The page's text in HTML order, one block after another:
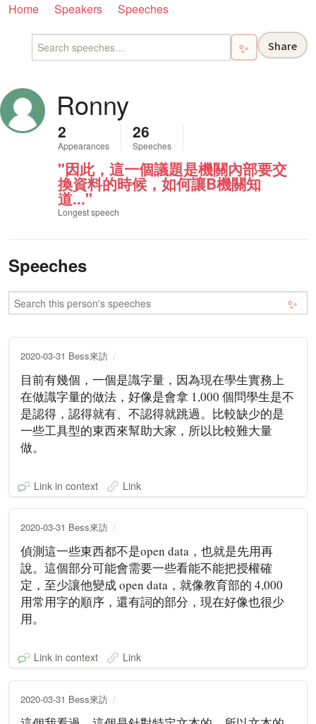
Home Speakers Speeches
✨ Share
Ronny
2
Appearances
26
Speeches
"因此，這一個議題是機關內部要交
換資料的時候，如何讓B機關知
道..."
Longest speech
Speeches
✨
2020-03-31 Bess來訪
目前有幾個，一個是識字量，因為現在學生實務上
在做識字量的做法，好像是會拿 1,000 個問學生是不
是認得，認得就有、不認得就跳過。比較缺少的是
一些工具型的東西來幫助大家，所以比較難大量
做。
Link in context Link
2020-03-31 Bess來訪
偵測這一些東西都不是open data，也就是先用再
說。這個部分可能會需要一些看能不能把授權確
定，至少讓他變成 open data，就像教育部的 4,000
用常用字的順序，還有詞的部分，現在好像也很少
用。
Link in context Link
2020-03-31 Bess來訪